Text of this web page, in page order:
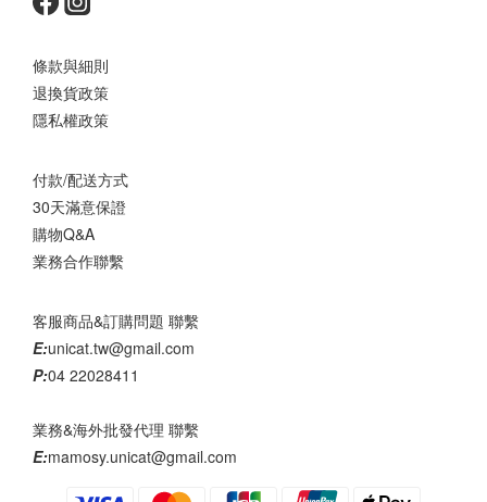
條款與細則
退換貨政策
隱私權政策
付款/配送方式
30天滿意保證
購物Q&A
業務合作聯繫
客服商品&訂購問題 聯繫
E:unicat.tw@gmail.com
P:04 22028411
業務&海外批發代理 聯繫
E:mamosy.unicat@gmail.com